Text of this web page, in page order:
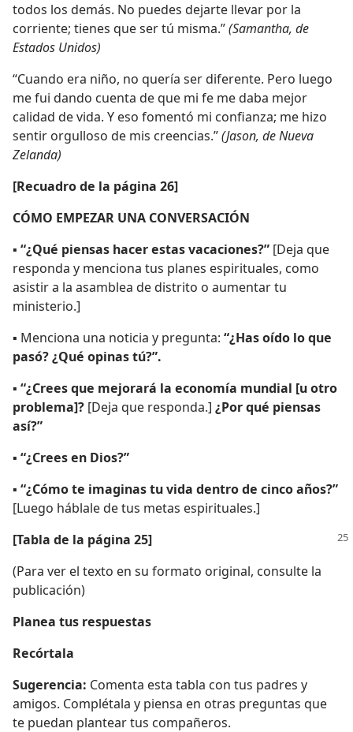
todos los demás. No puedes dejarte llevar por la
corriente; tienes que ser tú misma.”(Samantha, de
Estados Unidos)
“Cuando era niño, no quería ser diferente. Pero luego
me fui dando cuenta de que mi fe me daba mejor
calidad de vida. Y eso fomentó mi confianza; me hizo
sentir orgulloso de mis creencias.”(Jason, de Nueva
Zelanda)
[Recuadro de la página 26]
CÓMO EMPEZAR UNA CONVERSACIÓN
▪ “¿Qué piensas hacer estas vacaciones?” [Deja que
responda y menciona tus planes espirituales, como
asistir a la asamblea de distrito o aumentar tu
ministerio.]
▪ Menciona una noticia y pregunta: “¿Has oído lo que
pasó? ¿Qué opinas tú?”.
▪ “¿Crees que mejorará la economía mundial [u otro
problema]? [Deja que responda.] ¿Por qué piensas
así?”
▪ “¿Crees en Dios?”
▪ “¿Cómo te imaginas tu vida dentro de cinco años?”
[Luego háblale de tus metas espirituales.]
[Tabla de la página 25]
(Para ver el texto en su formato original, consulte la
publicación)
Planea tus respuestas
Recórtala
Sugerencia: Comenta esta tabla con tus padres y
amigos. Complétala y piensa en otras preguntas que
te puedan plantear tus compañeros.